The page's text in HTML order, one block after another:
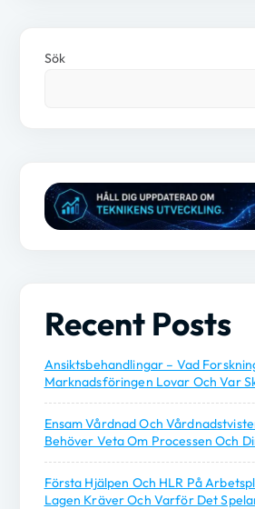
Sök
Recent Posts
Ansiktsbehandlingar – Vad
Marknadsföringen Lovar Och Var
Ensam Vårdnad Och
Behöver Veta Om Processen Och
Första Hjälpen Och HLR På
Lagen Kräver Och Varför Det